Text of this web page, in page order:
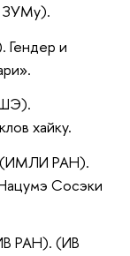
ЗУМу).
и
хайку.
(ИМЛИ РАН).
Сосэки
РАН). (ИВ